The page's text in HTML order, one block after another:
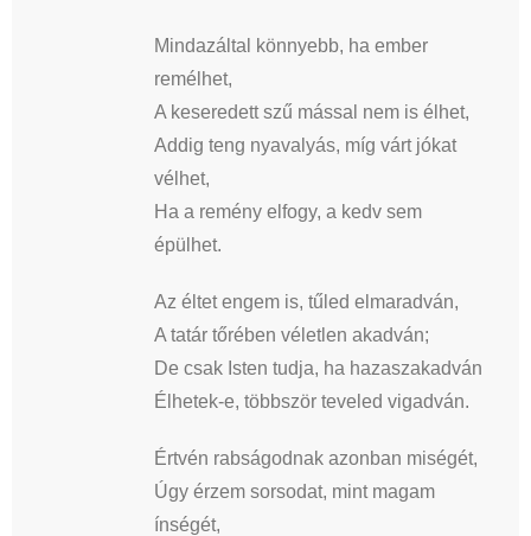
Mindazáltal könnyebb, ha ember
remélhet,
A keseredett szű mással nem is élhet,
Addig teng nyavalyás, míg várt jókat
vélhet,
Ha a remény elfogy, a kedv sem
épülhet.
Az éltet engem is, tűled elmaradván,
A tatár tőrében véletlen akadván;
De csak Isten tudja, ha hazaszakadván
Élhetek-e, többször teveled vigadván.
Értvén rabságodnak azonban miségét,
Úgy érzem sorsodat, mint magam
ínségét,